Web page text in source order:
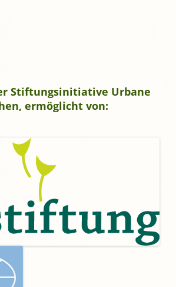
Stiftungsinitiative Urbane
ermöglicht von: